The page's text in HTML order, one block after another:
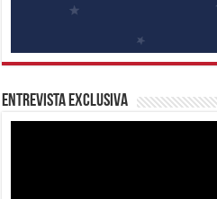
Entrevista Exclusiva